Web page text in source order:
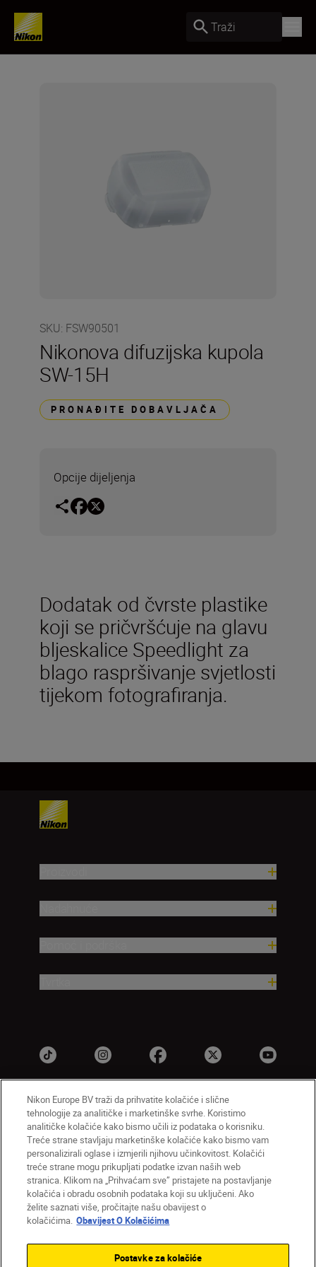
Traži
SKU: FSW90501
Nikonova difuzijska kupola
SW-15H
PRONAĐITE DOBAVLJAČA
Opcije dijeljenja
Dodatak od čvrste plastike
koji se pričvršćuje na glavu
bljeskalice Speedlight za
blago raspršivanje svjetlosti
tijekom fotografiranja.
HR Nikon Sites
Obratite nam se
Obavijest o zaštiti privatnosti
Uvjeti upotrebe
Obavijest o kolačićima
Postavke kolačića
© 2026 Nikon
Back to top
Nikon Europe BV traži da prihvatite kolačiće i slične
tehnologije za analitičke i marketinške svrhe. Koristimo
analitičke kolačiće kako bismo učili iz podataka o korisniku.
Treće strane stavljaju marketinške kolačiće kako bismo vam
personalizirali oglase i izmjerili njihovu učinkovitost. Kolačići
treće strane mogu prikupljati podatke izvan naših web
stranica. Klikom na „Prihvaćam sve” pristajete na postavljanje
kolačića i obradu osobnih podataka koji su uključeni. Ako
želite saznati više, pročitajte našu obavijest o
kolačićima. Obavijest O Kolačićima
Postavke za kolačiće